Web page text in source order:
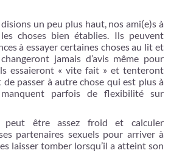
un peu plus haut, nos ami(e)s à
choses bien établies. Ils peuvent
à essayer certaines choses au lit et
jamais d’avis même pour
essaieront « vite fait » et tenteront
passer à autre chose qui est plus à
parfois de flexibilité sur
peut être assez froid et calculer
partenaires sexuels pour arriver à
laisser tomber lorsqu’il a atteint son